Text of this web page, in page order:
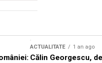
ACTUALITATE 1 an ago
Călin Georgescu,